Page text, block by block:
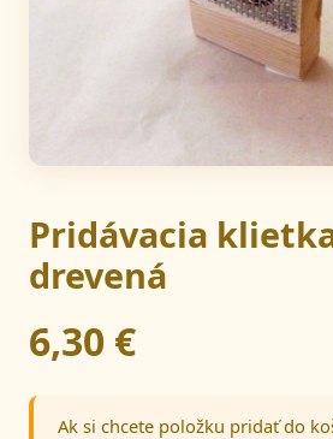
Pridávacia
drevená
6,30 €
Ak si chcete položku pridať do